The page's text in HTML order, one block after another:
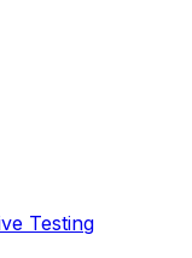
Testing